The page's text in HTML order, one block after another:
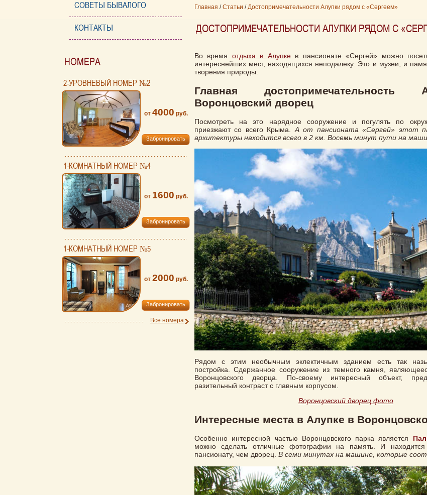
Главная /Статьи /Достопримечательности Алупки рядом с «Сергеем»
ДОСТОПРИМЕЧАТЕЛЬНОСТИ АЛУПКИ РЯДОМ С
Во время отдыха в Алупкев пансионате «Сергей» можно
интереснейших мест, находящихся неподалеку. Это и музеи, и
творения природы.
Главная
Воронцовский дворец
Посмотреть на это нарядное сооружение и погулять по
приезжают со всего Крыма.А от пансионата «Сергей» этот
архитектуры находится всего в 2 км. Восемь минут пути на
Рядом с этим необычным эклектичным зданием есть так
постройка. Сдержанное сооружение из темного камня,
Воронцовского дворца. По-своему интересный объект,
разительный контраст с главным корпусом.
Воронцовский дворец фото
Интересные места в Алупке в
Особенно интересной частью Воронцовского парка является
можно сделать отличные фотографии на память. И
пансионату, чем дворец. В семи минутах на машине, которые
СОВЕТЫ БЫВАЛОГО
КОНТАКТЫ
НОМЕРА
2-УРОВНЕВЫЙ НОМЕР №2
от 4000 руб.
Забронировать
1-КОМНАТНЫЙ НОМЕР №4
от 1600 руб.
Забронировать
1-КОМНАТНЫЙ НОМЕР №5
от 2000 руб.
Забронировать
Все номера